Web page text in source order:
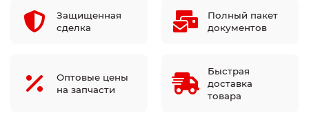
Защищенная
сделка
Полный пакет
документов
Оптовые цены
на запчасти
Быстрая
доставка
товара